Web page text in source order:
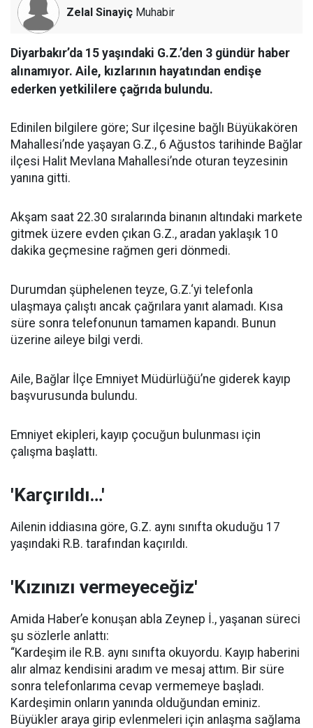
Zelal Sinayiç Muhabir
Diyarbakır’da 15 yaşındaki G.Z.’den 3 gündür haber
alınamıyor. Aile, kızlarının hayatından endişe
ederken yetkililere çağrıda bulundu.
Edinilen bilgilere göre; Sur ilçesine bağlı Büyükakören
Mahallesi’nde yaşayan G.Z., 6 Ağustos tarihinde Bağlar
ilçesi Halit Mevlana Mahallesi’nde oturan teyzesinin
yanına gitti.
Akşam saat 22.30 sıralarında binanın altındaki markete
gitmek üzere evden çıkan G.Z., aradan yaklaşık 10
dakika geçmesine rağmen geri dönmedi.
Durumdan şüphelenen teyze, G.Z.‘yi telefonla
ulaşmaya çalıştı ancak çağrılara yanıt alamadı. Kısa
süre sonra telefonunun tamamen kapandı. Bunun
üzerine aileye bilgi verdi.
Aile, Bağlar İlçe Emniyet Müdürlüğü’ne giderek kayıp
başvurusunda bulundu.
Emniyet ekipleri, kayıp çocuğun bulunması için
çalışma başlattı.
'Karçırıldı…'
Ailenin iddiasına göre, G.Z. aynı sınıfta okuduğu 17
yaşındaki R.B. tarafından kaçırıldı.
'Kızınızı vermeyeceğiz'
Amida Haber’e konuşan abla Zeynep İ., yaşanan süreci
şu sözlerle anlattı:
“Kardeşim ile R.B. aynı sınıfta okuyordu. Kayıp haberini
alır almaz kendisini aradım ve mesaj attım. Bir süre
sonra telefonlarıma cevap vermemeye başladı.
Kardeşimin onların yanında olduğundan eminiz.
Büyükler araya girip evlenmeleri için anlaşma sağlama